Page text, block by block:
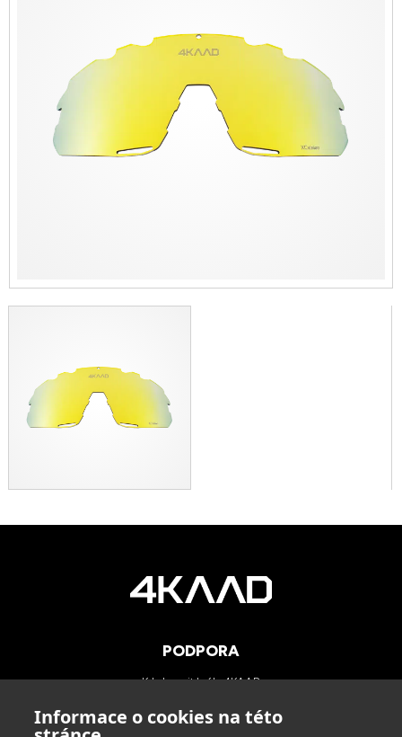
Informace o cookies na této
PODPORA
Kde koupit brýle 4KAAD
Technologie